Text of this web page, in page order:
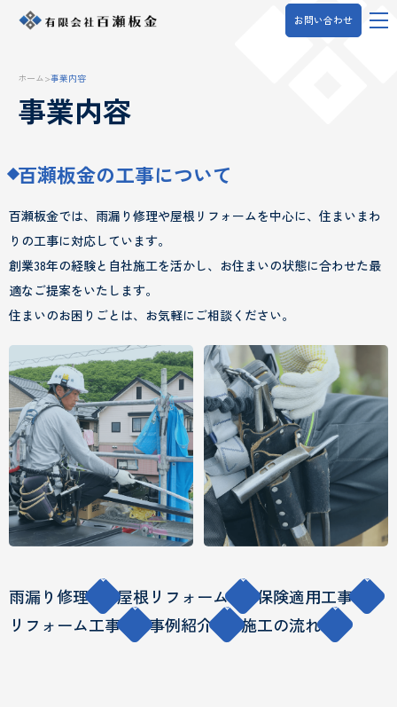
お問い合わせ
ホーム>事業内容
事業内容
百瀬板金の工事について
百瀬板金では、雨漏り修理や屋根リフォームを中心に、住まいまわ
りの工事に対応しています。
創業38年の経験と自社施工を活かし、お住まいの状態に合わせた最
適なご提案をいたします。
住まいのお困りごとは、お気軽にご相談ください。
雨漏り修理 屋根リフォーム
保険適用工事
リフォーム工事
事例紹介 施工の流れ